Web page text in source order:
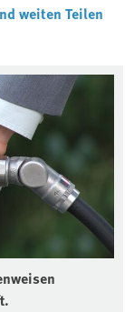
weiten Teilen